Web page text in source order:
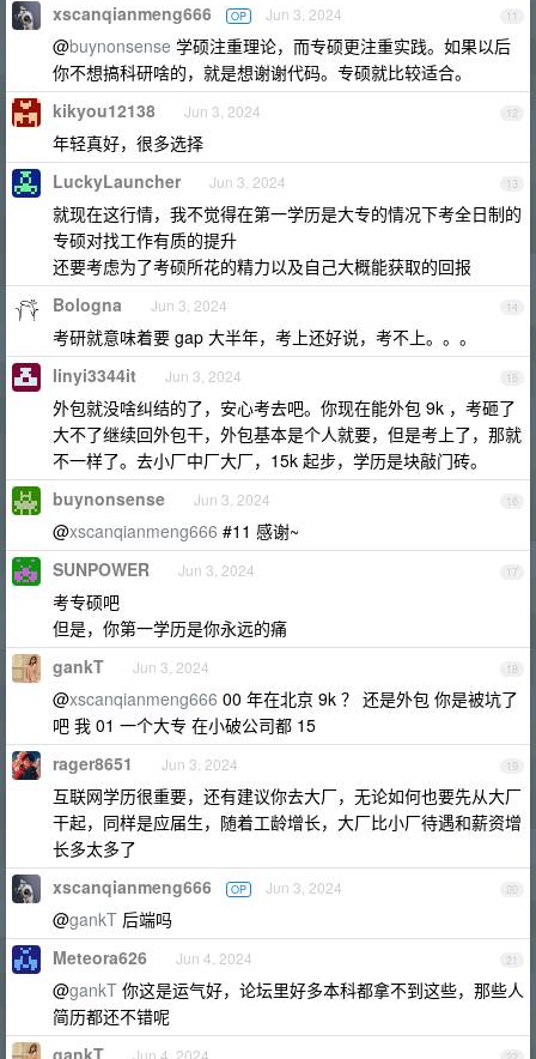
11
xscanqianmeng666 OP Jun 3, 2024
@buynonsense 学硕注重理论，而专硕更注重实践。如果以后
你不想搞科研啥的，就是想谢谢代码。专硕就比较适合。
12
kikyou12138 Jun 3, 2024
年轻真好，很多选择
13
LuckyLauncher Jun 3, 2024
就现在这行情，我不觉得在第一学历是大专的情况下考全日制的
专硕对找工作有质的提升
还要考虑为了考硕所花的精力以及自己大概能获取的回报
14
Bologna Jun 3, 2024
考研就意味着要 gap 大半年，考上还好说，考不上。。。
15
linyi3344it Jun 3, 2024
外包就没啥纠结的了，安心考去吧。你现在能外包 9k ，考砸了
大不了继续回外包干，外包基本是个人就要，但是考上了，那就
不一样了。去小厂中厂大厂，15k 起步，学历是块敲门砖。
16
buynonsense Jun 3, 2024
@xscanqianmeng666 #11 感谢~
17
SUNPOWER Jun 3, 2024
考专硕吧
但是，你第一学历是你永远的痛
18
gankT Jun 3, 2024
@xscanqianmeng666 00 年在北京 9k ？ 还是外包 你是被坑了
吧 我 01 一个大专 在小破公司都 15
19
rager8651 Jun 3, 2024
互联网学历很重要，还有建议你去大厂，无论如何也要先从大厂
干起，同样是应届生，随着工龄增长，大厂比小厂待遇和薪资增
长多太多了
20
xscanqianmeng666 OP Jun 3, 2024
@gankT 后端吗
21
Meteora626 Jun 4, 2024
@gankT 你这是运气好，论坛里好多本科都拿不到这些，那些人
简历都还不错呢
gankT Jun 4, 2024